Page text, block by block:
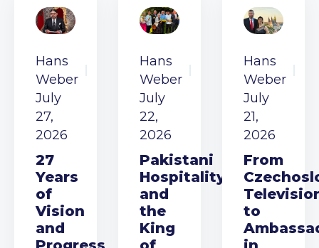
Hans
Weber
July
27,
2026
27
Years
of
Vision
and
Hans
Weber
July
22,
2026
Pakistani
Hospitality
and
the
King
Hans
Weber
July
21,
2026
From
to